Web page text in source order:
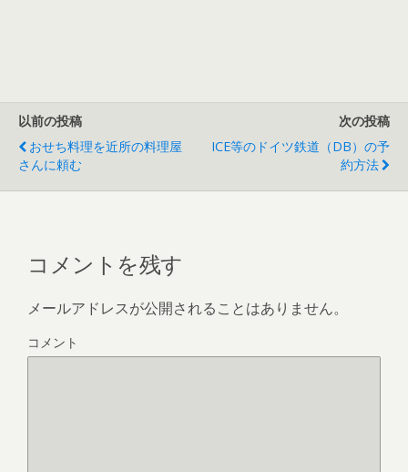
以前の投稿
おせち料理を近所の料理屋
さんに頼む
次の投稿
ICE等のドイツ鉄道（DB）の予
約方法
コメントを残す
メールアドレスが公開されることはありません。
コメント